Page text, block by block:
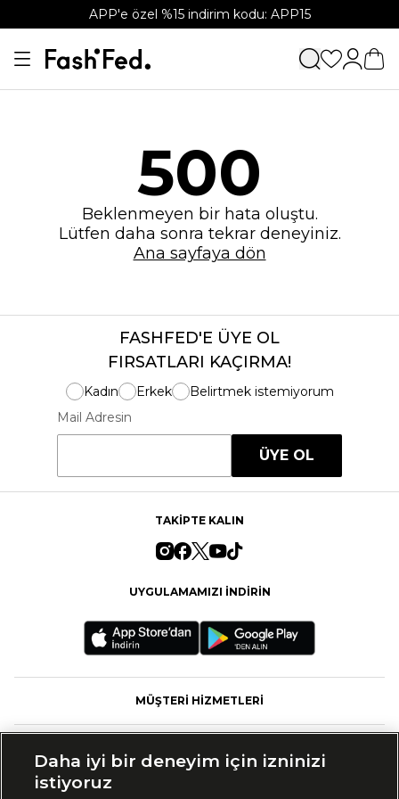
APP'e özel %15 indirim kodu: APP15
500
Beklenmeyen bir hata oluştu.
Lütfen daha sonra tekrar deneyiniz.
Ana sayfaya dön
FASHFED'E ÜYE OL
FIRSATLARI KAÇIRMA!
Kadın Erkek
Belirtmek istemiyorum
Mail Adresin
ÜYE OL
TAKİPTE KALIN
UYGULAMAMIZI İNDİRİN
MÜŞTERİ HİZMETLERİ
Daha iyi bir deneyim için izninizi
istiyoruz